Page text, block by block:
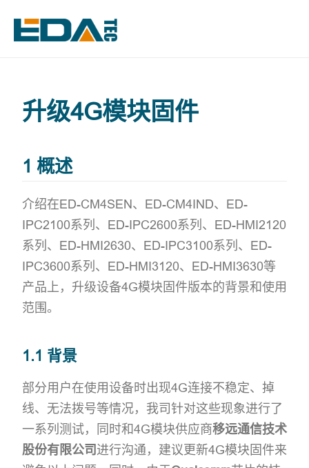
升级4G模块固件
1 概述
介绍在ED-CM4SEN、ED-CM4IND、ED-
IPC2100系列、ED-IPC2600系列、ED-HMI2120
系列、ED-HMI2630、ED-IPC3100系列、ED-
IPC3600系列、ED-HMI3120、ED-HMI3630等
产品上，升级设备4G模块固件版本的背景和使用
范围。
1.1 背景
部分用户在使用设备时出现4G连接不稳定、掉
线、无法拨号等情况，我司针对这些现象进行了
一系列测试，同时和4G模块供应商移远通信技术
股份有限公司进行沟通，建议更新4G模块固件来